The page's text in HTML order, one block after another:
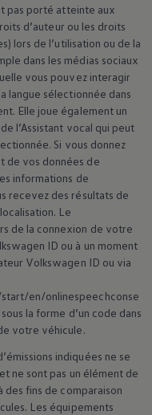
Galerie
pas porté atteinte aux
d’auteur ou les droits
lors de l’utilisation ou de la
dans les médias sociaux
vous pouvez interagir
langue sélectionnée dans
Elle joue également un
l’Assistant vocal qui peut
Si vous donnez
de vos données de
informations de
recevez des résultats de
Le
de la connexion de votre
ID ou à un moment
Volkswagen ID ou via
en/onlinespeechconse
la forme d’un code dans
votre véhicule.
indiquées ne se
ne sont pas un élément de
des fins de comparaison
Les équipements